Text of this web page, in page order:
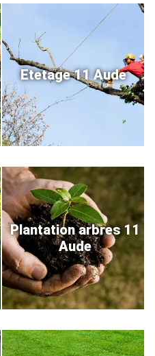
Etetage 11 Aude
Plantation arbres 11
Aude